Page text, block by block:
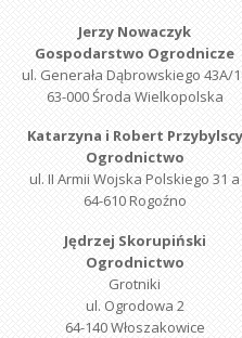
Jerzy Nowaczyk
Gospodarstwo Ogrodnicze
ul. Generała Dąbrowskiego 43A/
63-000 Środa Wielkopolska
Katarzyna i Robert Przybylscy
Ogrodnictwo
ul. II Armii Wojska Polskiego 31 a
64-610 Rogoźno
Jędrzej Skorupiński
Ogrodnictwo
Grotniki
ul. Ogrodowa 2
64-140 Włoszakowice